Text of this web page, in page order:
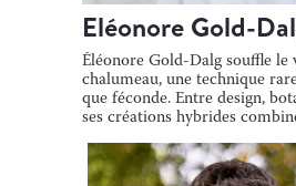
Eléonore Gold-
Éléonore Gold-Dalg souffle le
chalumeau, une technique
que féconde. Entre design,
ses créations hybrides